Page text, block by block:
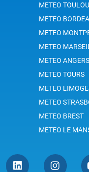
METEO
METEO
METEO
METEO
METEO ANGERS
METEO TOURS
METEO
METEO
METEO BREST
METEO LE